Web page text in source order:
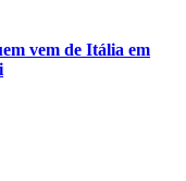
vem de Itália em